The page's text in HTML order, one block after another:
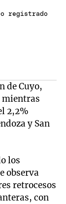
registrado
de Cuyo,
mientras
2,2%
y San
los
observa
retrocesos
con